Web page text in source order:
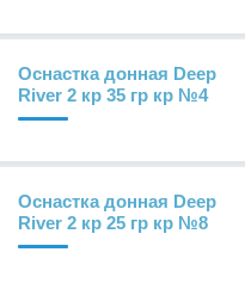
Оснастка донная Deep
River 2 кр 35 гр кр №4
Оснастка донная Deep
River 2 кр 25 гр кр №8